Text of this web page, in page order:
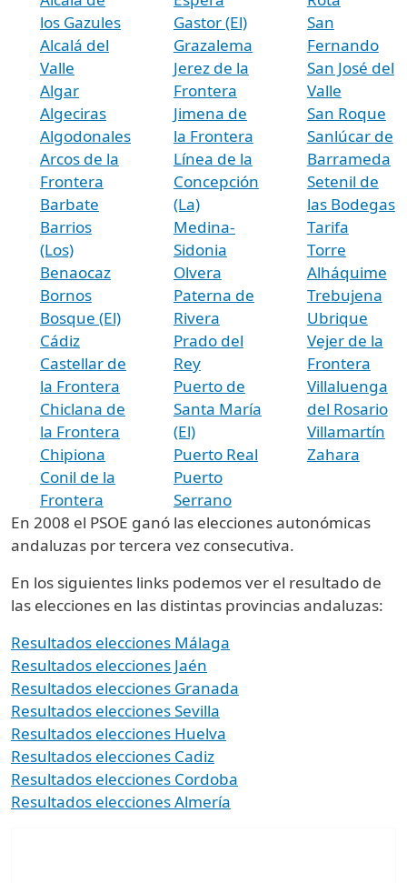
los Gazules
Alcalá del
Valle
Algar
Algeciras
Algodonales
Arcos de la
Frontera
Barbate
Barrios
(Los)
Benaocaz
Bornos
Bosque (El)
Cádiz
Castellar de
la Frontera
Chiclana de
la Frontera
Chipiona
Conil de la
Frontera
Gastor (El)
Grazalema
Jerez de la
Frontera
Jimena de
la Frontera
Línea de la
Concepción
(La)
Medina-
Sidonia
Olvera
Paterna de
Rivera
Prado del
Rey
Puerto de
Santa María
(El)
Puerto Real
Puerto
Serrano
San
Fernando
San José del
Valle
San Roque
Sanlúcar de
Barrameda
Setenil de
las Bodegas
Tarifa
Torre
Alháquime
Trebujena
Ubrique
Vejer de la
Frontera
Villaluenga
del Rosario
Villamartín
Zahara
En 2008 el PSOE ganó las elecciones autonómicas
andaluzas por tercera vez consecutiva.
En los siguientes links podemos ver el resultado de
las elecciones en las distintas provincias andaluzas:
Resultados elecciones Málaga
Resultados elecciones Jaén
Resultados elecciones Granada
Resultados elecciones Sevilla
Resultados elecciones Huelva
Resultados elecciones Cadiz
Resultados elecciones Cordoba
Resultados elecciones Almería